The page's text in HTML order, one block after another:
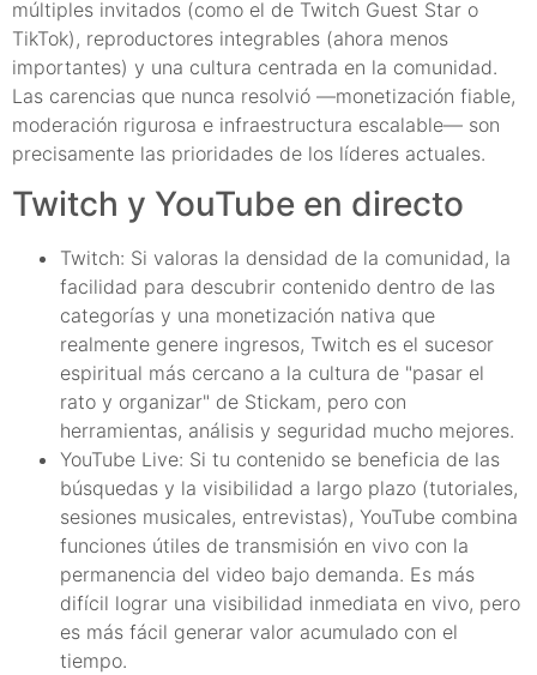
múltiples invitados (como el de Twitch Guest Star o
TikTok), reproductores integrables (ahora menos
importantes) y una cultura centrada en la comunidad.
Las carencias que nunca resolvió —monetización fiable,
moderación rigurosa e infraestructura escalable— son
precisamente las prioridades de los líderes actuales.
Twitch y YouTube en directo
Twitch: Si valoras la densidad de la comunidad, la
facilidad para descubrir contenido dentro de las
categorías y una monetización nativa que
realmente genere ingresos, Twitch es el sucesor
espiritual más cercano a la cultura de "pasar el
rato y organizar" de Stickam, pero con
herramientas, análisis y seguridad mucho mejores.
YouTube Live: Si tu contenido se beneficia de las
búsquedas y la visibilidad a largo plazo (tutoriales,
sesiones musicales, entrevistas), YouTube combina
funciones útiles de transmisión en vivo con la
permanencia del video bajo demanda. Es más
difícil lograr una visibilidad inmediata en vivo, pero
es más fácil generar valor acumulado con el
tiempo.